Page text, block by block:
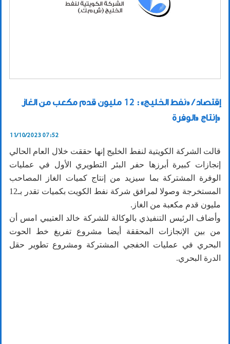
إقتصاد / «نفط الخليج»: 12 مليون قدم مكعب من الغاز
إنتاج «الوفرة»
11/10/2023 07:52
قالت الشركة الكويتية لنفط الخليج إنها حققت خلال العام الحالي
إنجازات كبيرة أبرزها حفر البئر التطويري الأول في عمليات
الوفرة المشتركة بما سيزيد من إنتاج كميات الغاز المصاحب
المستخرجة وصولا لمرافق شركة نفط الكويت بكميات تقدر بـ12
مليون قدم مكعبة من الغاز.
وأضاف الرئيس التنفيذي بالوكالة للشركة خالد العتيبي امس أن
من بين الإنجازات المحققة أيضا مشروع تفريغ خط الحوت
البحري في عمليات الخفجي المشتركة ومشروع تطوير حقل
الدرة البحري.